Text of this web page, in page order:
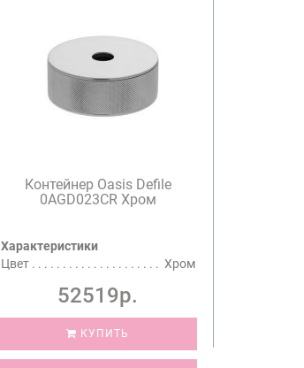
Контейнер Oasis Defile
0AGD023CR Хром
Характеристики
Цвет
Хром
52519р.
КУПИТЬ